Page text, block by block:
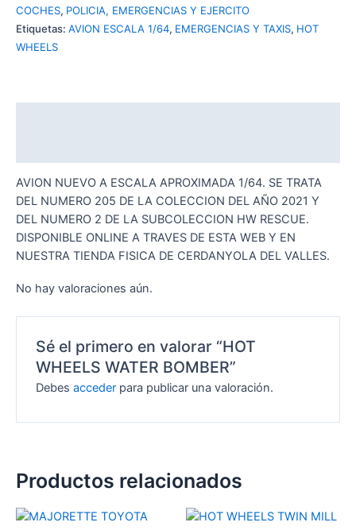
COCHES, POLICIA, EMERGENCIAS Y EJERCITO
Etiquetas: AVION ESCALA 1/64, EMERGENCIAS Y TAXIS, HOT
WHEELS
AVION NUEVO A ESCALA APROXIMADA 1/64. SE TRATA
DEL NUMERO 205 DE LA COLECCION DEL AÑO 2021 Y
DEL NUMERO 2 DE LA SUBCOLECCION HW RESCUE.
DISPONIBLE ONLINE A TRAVES DE ESTA WEB Y EN
NUESTRA TIENDA FISICA DE CERDANYOLA DEL VALLES.
No hay valoraciones aún.
Sé el primero en valorar “HOT
WHEELS WATER BOMBER”
Debesacceder para publicar una valoración.
Productos relacionados